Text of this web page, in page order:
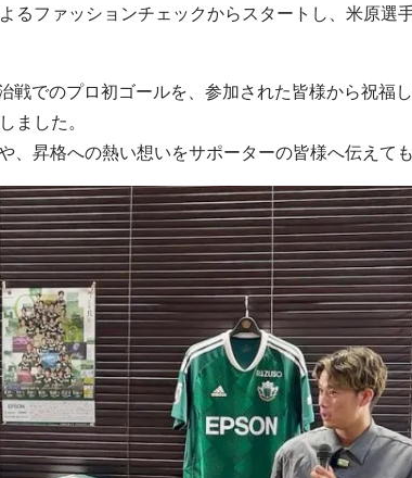
るファッションチェックからスタートし、米原選
戦でのプロ初ゴールを、参加された皆様から祝福
ました。
、昇格への熱い想いをサポーターの皆様へ伝えても